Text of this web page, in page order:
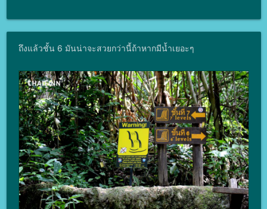
ถึงแล้วชั้น 6 มันน่าจะสวยกว่านี้ถ้าหากมีน้ำเยอะๆ